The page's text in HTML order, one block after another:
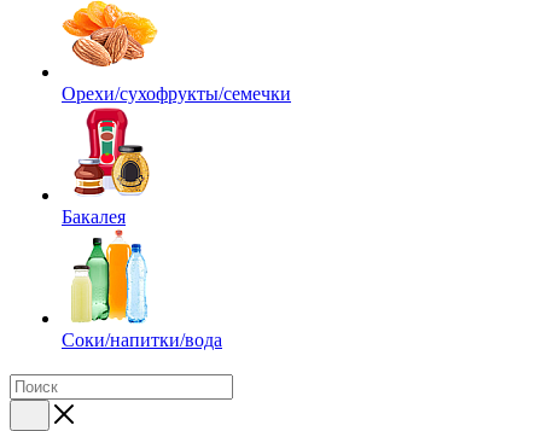
Орехи/сухофрукты/семечки
Бакалея
Соки/напитки/вода